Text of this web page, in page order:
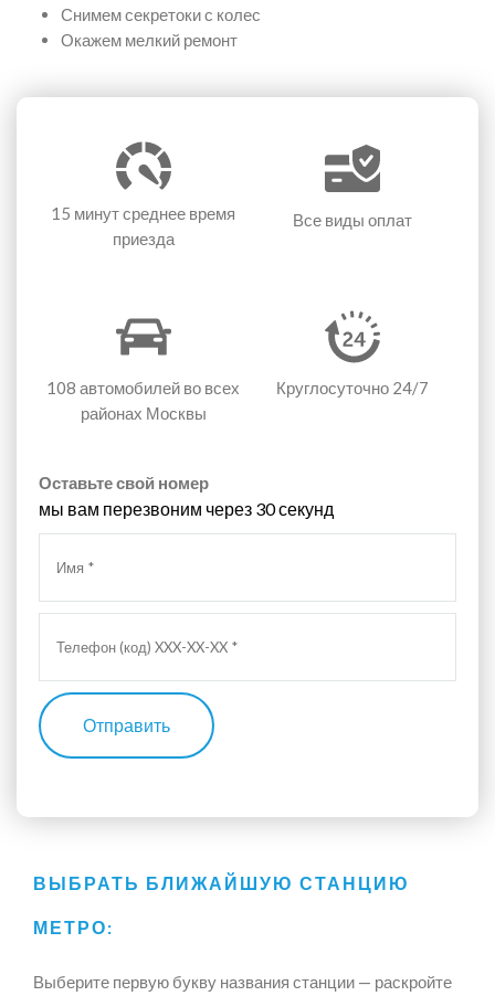
Снимем секретоки с колес
Окажем мелкий ремонт
15 минутсреднее время
приезда
Все виды оплат
108 автомобилей во всех
районах Москвы
Круглосуточно 24/7
Оставьте свой номер
мы вам перезвоним через 30 секунд
Отправить
ВЫБРАТЬ БЛИЖАЙШУЮ СТАНЦИЮ
МЕТРО:
Выберите первую букву названия станции — раскройте